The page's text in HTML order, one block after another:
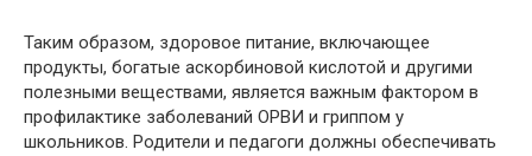
Таким образом, здоровое питание, включающее
продукты, богатые аскорбиновой кислотой и другими
полезными веществами, является важным фактором в
профилактике заболеваний ОРВИ и гриппом у
школьников. Родители и педагоги должны обеспечивать